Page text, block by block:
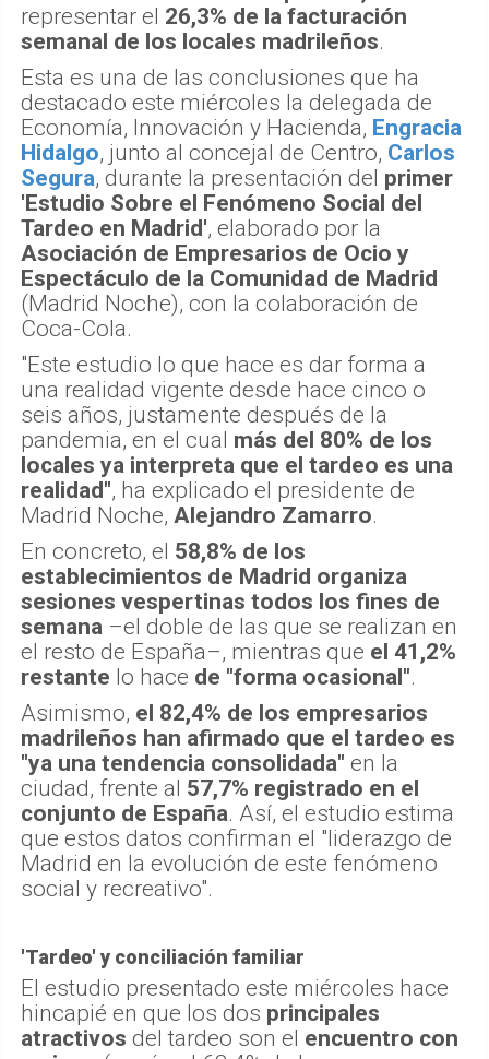
representar el 26,3% de la facturación
semanal de los locales madrileños.
Esta es una de las conclusiones que ha
destacado este miércoles la delegada de
Economía, Innovación y Hacienda, Engracia
Hidalgo, junto al concejal de Centro, Carlos
Segura, durante la presentación del primer
'Estudio Sobre el Fenómeno Social del
Tardeo en Madrid', elaborado por la
Asociación de Empresarios de Ocio y
Espectáculo de la Comunidad de Madrid
(Madrid Noche), con la colaboración de
Coca-Cola.
"Este estudio lo que hace es dar forma a
una realidad vigente desde hace cinco o
seis años, justamente después de la
pandemia, en el cual más del 80% de los
locales ya interpreta que el tardeo es una
realidad", ha explicado el presidente de
Madrid Noche, Alejandro Zamarro.
En concreto, el 58,8% de los
establecimientos de Madrid organiza
sesiones vespertinas todos los fines de
semana –el doble de las que se realizan en
el resto de España–, mientras que el 41,2%
restante lo hace de "forma ocasional".
Asimismo, el 82,4% de los empresarios
madrileños han afirmado que el tardeo es
"ya una tendencia consolidada" en la
ciudad, frente al 57,7% registrado en el
conjunto de España. Así, el estudio estima
que estos datos confirman el "liderazgo de
Madrid en la evolución de este fenómeno
social y recreativo".
'Tardeo' y conciliación familiar
El estudio presentado este miércoles hace
hincapié en que los dos principales
atractivos del tardeo son el encuentro con